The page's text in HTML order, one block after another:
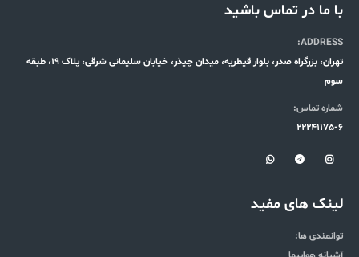
با ما در تماس باشید
ADDRESS:
تهران، بزرگراه صدر، بلوار قیطریه، میدان چیذر، خیابان سلیمانی شرقی، پلاک 19، طبقه
سوم
شماره تماس:
22241175-6
لینک های مفید
توانمندی ها: